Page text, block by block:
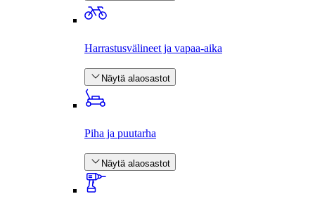
Harrastus­välineet ja vapaa-aika
Näytä alaosastot
Piha ja puutarha
Näytä alaosastot